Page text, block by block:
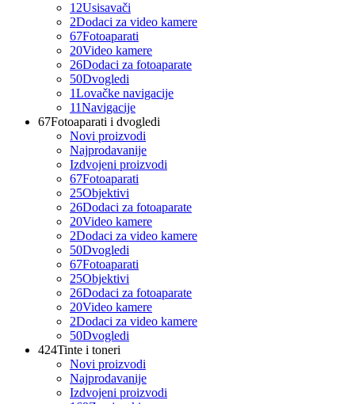
12Usisavači
2Dodaci za video kamere
67Fotoaparati
20Video kamere
26Dodaci za fotoaparate
50Dvogledi
1Lovačke navigacije
11Navigacije
67Fotoaparati i dvogledi
Novi proizvodi
Najprodavanije
Izdvojeni proizvodi
67Fotoaparati
25Objektivi
26Dodaci za fotoaparate
20Video kamere
2Dodaci za video kamere
50Dvogledi
67Fotoaparati
25Objektivi
26Dodaci za fotoaparate
20Video kamere
2Dodaci za video kamere
50Dvogledi
424Tinte i toneri
Novi proizvodi
Najprodavanije
Izdvojeni proizvodi